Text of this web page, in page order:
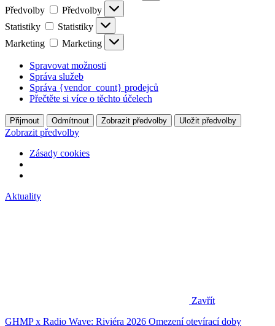
Předvolby
Předvolby
Statistiky
Statistiky
Marketing
Marketing
Spravovat možnosti
Správa služeb
Správa {vendor_count} prodejců
Přečtěte si více o těchto účelech
Přijmout Odmítnout Zobrazit předvolby Uložit předvolby
Zobrazit předvolby
Zásady cookies
Aktuality
Zavřít
GHMP x Radio Wave: Riviéra 2026 Omezení otevírací doby